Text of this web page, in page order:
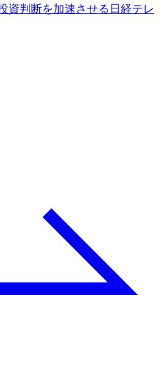
資判断を加速させる日経テレ